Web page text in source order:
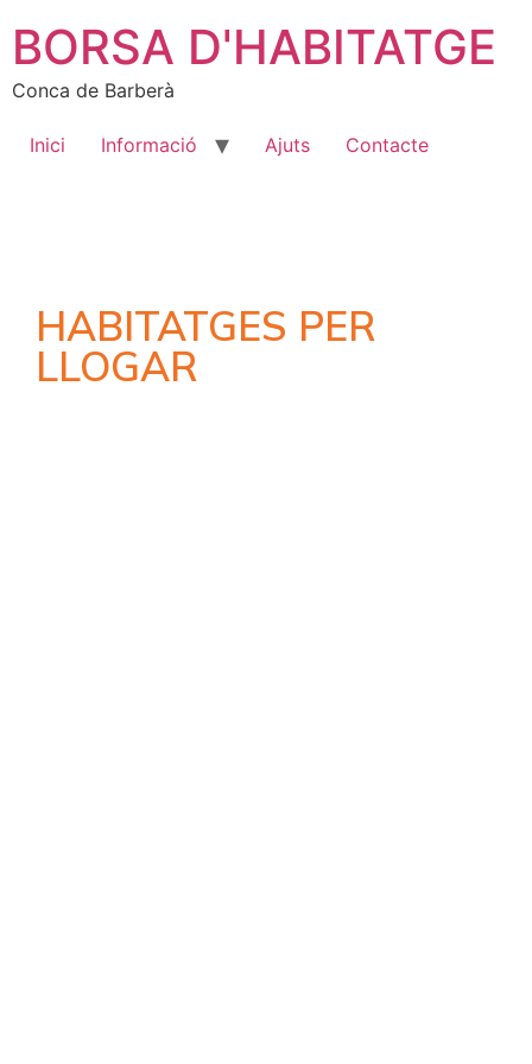
BORSA D'HABITATGE
Conca de Barberà
Inici Informació Ajuts Contacte
HABITATGES PER
LLOGAR